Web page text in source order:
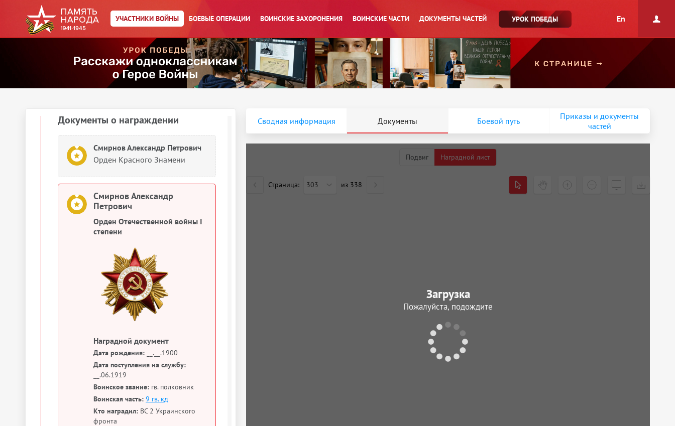
УЧАСТНИКИ ВОЙНЫ БОЕВЫЕ ОПЕРАЦИИ ВОИНСКИЕ ЗАХОРОНЕНИЯ ВОИНСКИЕ ЧАСТИ ДОКУМЕНТЫ ЧАСТЕЙ УРОК ПОБЕДЫ En
Смирнов Александр Петрович
Орден Красного Знамени
Смирнов Александр Петрович
Орден Красного Знамени
Документы о награждении
Смирнов Александр Петрович
Орден Красного Знамени
Смирнов Александр
Петрович
Орден Отечественной войны I
степени
Наградной документ
Дата рождения: __.__.1900
Дата поступления на службу:
__.06.1919
Воинское звание: гв. полковник
Воинская часть: 9 гв. кд
Кто наградил: ВС 2 Украинского
фронта
Сводная информация Документы Боевой путь
Приказы и документы
частей
Подвиг Наградной лист
Страница: 303 из 338
Загрузка
Пожалуйста, подождите